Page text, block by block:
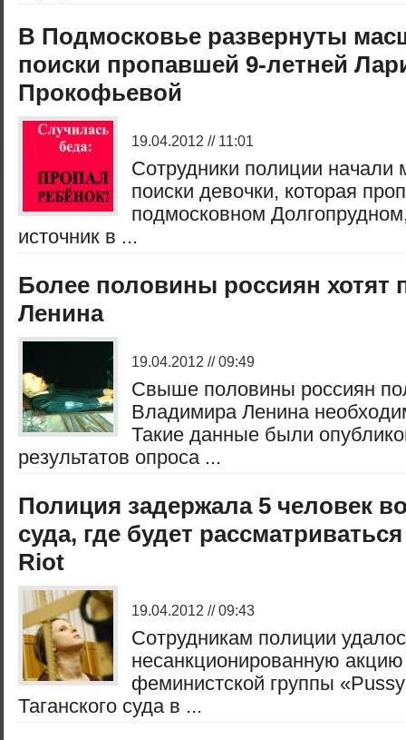
В Подмосковье развернуты
поиски пропавшей 9-летней
Прокофьевой
19.04.2012 // 11:01
Сотрудники полиции
поиски девочки, которая
подмосковном
источник в ...
Более половины россиян хотят
Ленина
19.04.2012 // 09:49
Свыше половины россиян
Владимира Ленина
Такие данные были
результатов опроса ...
Полиция задержала 5 человек
суда, где будет
Riot
19.04.2012 // 09:43
Сотрудникам полиции
несанкционированную
феминистской группы
Таганского суда в ...